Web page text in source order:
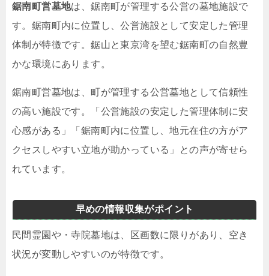
鋸南町営墓地は、鋸南町が管理する公営の墓地施設で
す。鋸南町内に位置し、公営施設として安定した管理
体制が特徴です。鋸山と東京湾を望む鋸南町の自然豊
かな環境にあります。
鋸南町営墓地は、町が管理する公営墓地として信頼性
の高い施設です。「公営施設の安定した管理体制に安
心感がある」「鋸南町内に位置し、地元在住の方がア
クセスしやすい立地が助かっている」との声が寄せら
れています。
早めの情報収集がポイント
民間霊園や・寺院墓地は、区画数に限りがあり、空き
状況が変動しやすいのが特徴です。